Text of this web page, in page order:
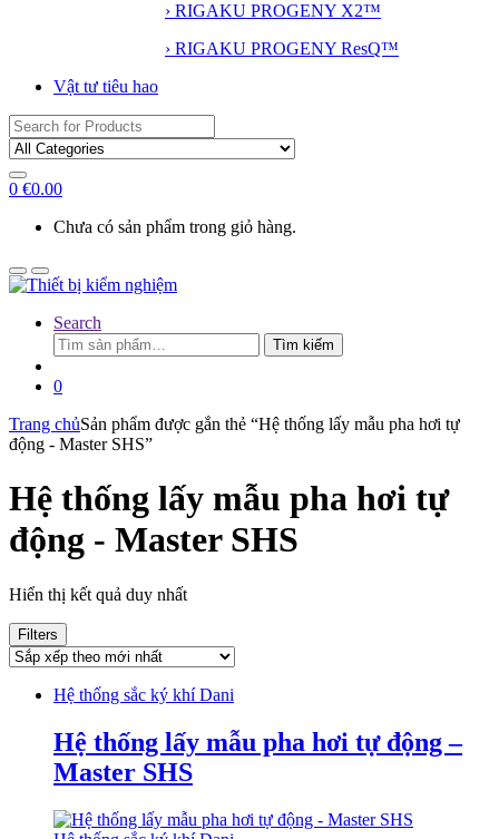
› RIGAKU PROGENY X2™
› RIGAKU PROGENY ResQ™
Vật tư tiêu hao
Search
for:
0 €0.00
Chưa có sản phẩm trong giỏ hàng.
Search
Tìm
kiếm:
Tìm kiếm
0
Trang chủSản phẩm được gắn thẻ “Hệ thống lấy mẫu pha hơi tự
động - Master SHS”
Hệ thống lấy mẫu pha hơi tự
động - Master SHS
Hiển thị kết quả duy nhất
Filters
Hệ thống sắc ký khí Dani
Hệ thống lấy mẫu pha hơi tự động –
Master SHS